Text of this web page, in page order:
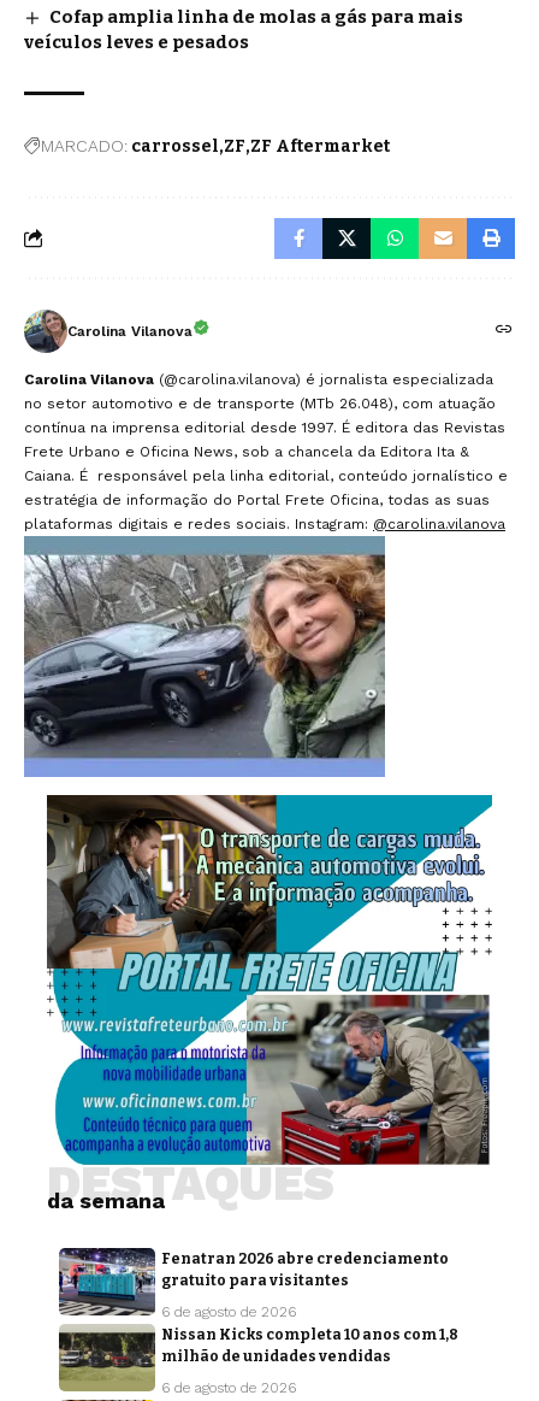
Cofap amplia linha de molas a gás para mais
veículos leves e pesados
MARCADO: carrossel ZF ZF Aftermarket
Carolina Vilanova
Carolina Vilanova (@carolina.vilanova) é jornalista especializada
no setor automotivo e de transporte (MTb 26.048), com atuação
contínua na imprensa editorial desde 1997. É editora das Revistas
Frete Urbano e Oficina News, sob a chancela da Editora Ita &
Caiana. É responsável pela linha editorial, conteúdo jornalístico e
estratégia de informação do Portal Frete Oficina, todas as suas
plataformas digitais e redes sociais. Instagram: @carolina.vilanova
da semana
DESTAQUES
Fenatran 2026 abre credenciamento
gratuito para visitantes
6 de agosto de 2026
Nissan Kicks completa 10 anos com 1,8
milhão de unidades vendidas
6 de agosto de 2026